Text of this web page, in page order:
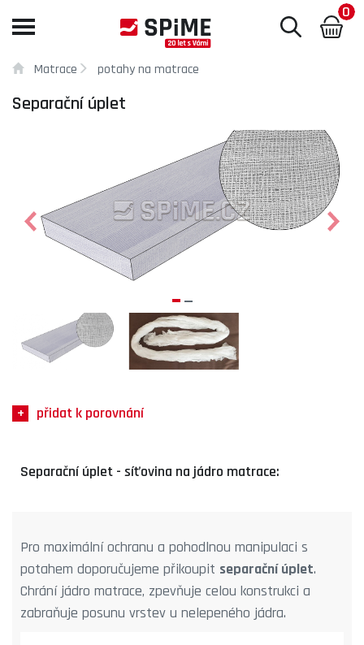
Toggle
0
Matrace potahy na matrace
Separační úplet
přidat k porovnání
Separační úplet - síťovina na jádro matrace:
Pro maximální ochranu a pohodlnou manipulaci s
potahem doporučujeme přikoupit separační úplet.
Chrání jádro matrace, zpevňuje celou konstrukci a
zabraňuje posunu vrstev u nelepeného jádra.